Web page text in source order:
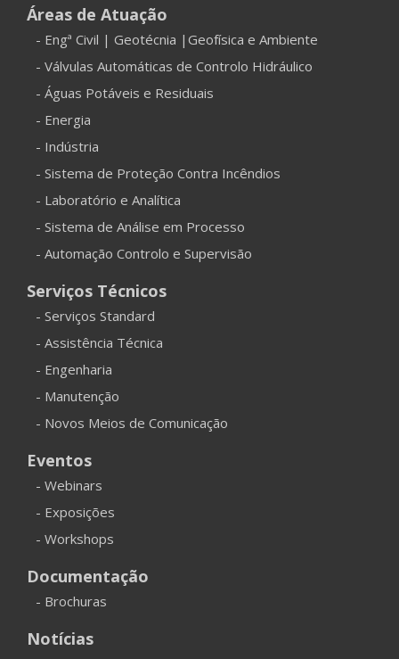
Áreas de Atuação
- Engª Civil | Geotécnia |Geofísica e Ambiente
- Válvulas Automáticas de Controlo Hidráulico
- Águas Potáveis e Residuais
- Energia
- Indústria
- Sistema de Proteção Contra Incêndios
- Laboratório e Analítica
- Sistema de Análise em Processo
- Automação Controlo e Supervisão
Serviços Técnicos
- Serviços Standard
- Assistência Técnica
- Engenharia
- Manutenção
- Novos Meios de Comunicação
Eventos
- Webinars
- Exposições
- Workshops
Documentação
- Brochuras
Notícias